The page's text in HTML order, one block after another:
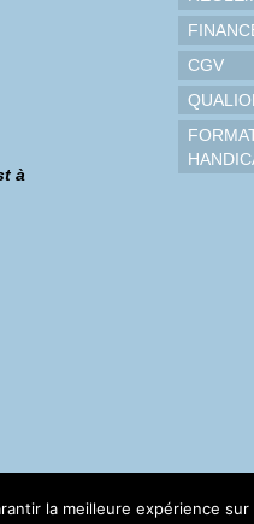
à
CGV
la meilleure expérience